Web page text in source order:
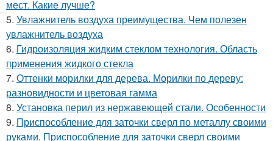
мест. Какие лучше?
5. Увлажнитель воздуха преимущества. Чем полезен
увлажнитель воздуха
6. Гидроизоляция жидким стеклом технология. Область
применения жидкого стекла
7. Оттенки морилки для дерева. Морилки по дереву:
разновидности и цветовая гамма
8. Установка перил из нержавеющей стали. Особенности
9. Приспособление для заточки сверл по металлу своими
руками. Приспособление для заточки сверл своими